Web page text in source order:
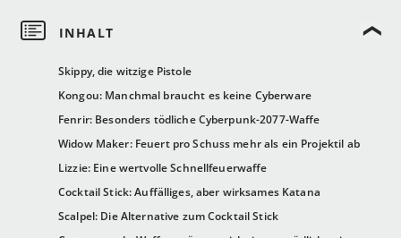
Skippy, die witzige Pistole
Kongou: Manchmal braucht es keine Cyberware
Fenrir: Besonders tödliche Cyberpunk-2077-Waffe
Widow Maker: Feuert pro Schuss mehr als ein Projektil ab
Lizzie: Eine wertvolle Schnellfeuerwaffe
Cocktail Stick: Auffälliges, aber wirksames Katana
Scalpel: Die Alternative zum Cocktail Stick